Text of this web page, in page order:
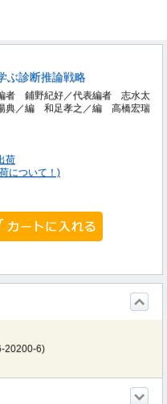
ぶ診断推論戦略
者 鋪野紀好／代表編者 志水太
典／編 和足孝之／編 高橋宏瑞
荷
について！)
20200-6)